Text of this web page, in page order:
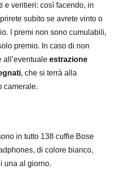
e veritieri: così facendo, in
subito se avrete vinto o
I premi non sono cumulabili,
premio. In caso di non
all’eventuale estrazione
, che si terrà alla
camerale.
in tutto 138 cuffie Bose
di colore bianco,
una al giorno.